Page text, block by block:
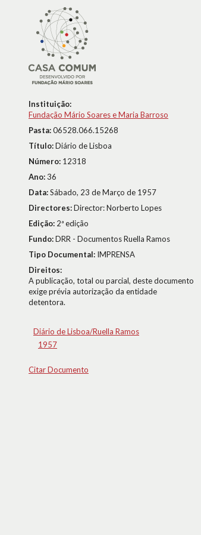
Instituição:
Fundação Mário Soares e Maria Barroso
Pasta:06528.066.15268
Título:Diário de Lisboa
Número: 12318
Ano:36
Data:Sábado, 23 de Março de 1957
Directores:Director: Norberto Lopes
Edição: 2ª edição
Fundo:DRR - Documentos Ruella Ramos
Tipo Documental: IMPRENSA
Direitos:
A publicação, total ou parcial, deste documento
exige prévia autorização da entidade
detentora.
Diário de Lisboa/Ruella Ramos
1957
Citar Documento